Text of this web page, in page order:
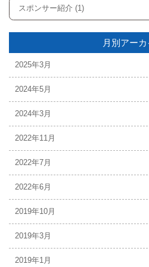
スポンサー紹介 (1)
月別アー
2025年3月
2024年5月
2024年3月
2022年11月
2022年7月
2022年6月
2019年10月
2019年3月
2019年1月